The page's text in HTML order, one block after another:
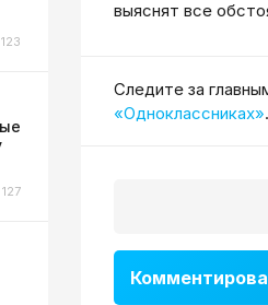
123
127
выяснят все
Cледите за
«Одноклассниках».